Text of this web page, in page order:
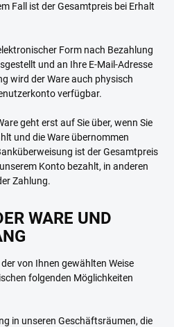
Fall ist der Gesamtpreis bei Erhalt
Form nach Bezahlung
und an Ihre E-Mail-Adresse
wird der Ware auch physisch
verfügbar.
geht erst auf Sie über, wenn Sie
und die Ware übernommen
ist der Gesamtpreis
Konto bezahlt, in anderen
Zahlung.
WARE UND
von Ihnen gewählten Weise
folgenden Möglichkeiten
in unseren Geschäftsräumen, die